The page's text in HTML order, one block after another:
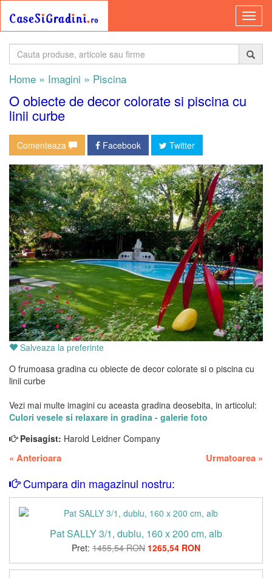
Home » Imagini » Piscina
O obiecte de decor colorate si piscina cu
linii curbe
Comenteaza Facebook Twitter
Salveaza la preferinte
O frumoasa gradina cu obiecte de decor colorate si o piscina cu
linii curbe
Vezi mai multe imagini cu aceasta gradina deosebita, in articolul:
Culori vesele si relaxare in gradina - galerie foto
Peisagist: Harold Leidner Company
« Anterioara Urmatoarea »
Cumpara din magazinul nostru:
Pat SALLY 3/1, dublu, 160 x 200 cm, alb
Pret: 1455,54 RON 1265,54 RON